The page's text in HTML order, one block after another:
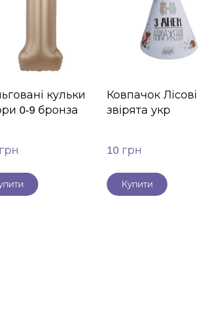
кульки
0-9 бронза
Ковпачок Лісові
звірята укр
10 грн
Купити